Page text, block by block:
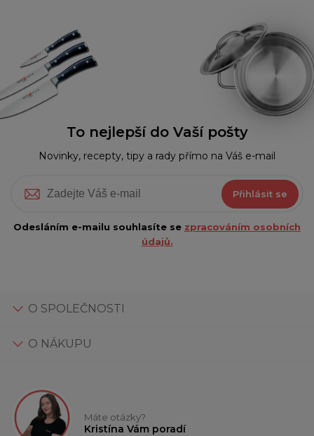
To nejlepší do Vaší pošty
Novinky, recepty, tipy a rady přímo na Váš e-mail
Přihlásit se
Odesláním e-mailu souhlasíte se zpracováním osobních
údajů.
O SPOLEČNOSTI
O NÁKUPU
Máte otázky?
Kristína Vám poradí